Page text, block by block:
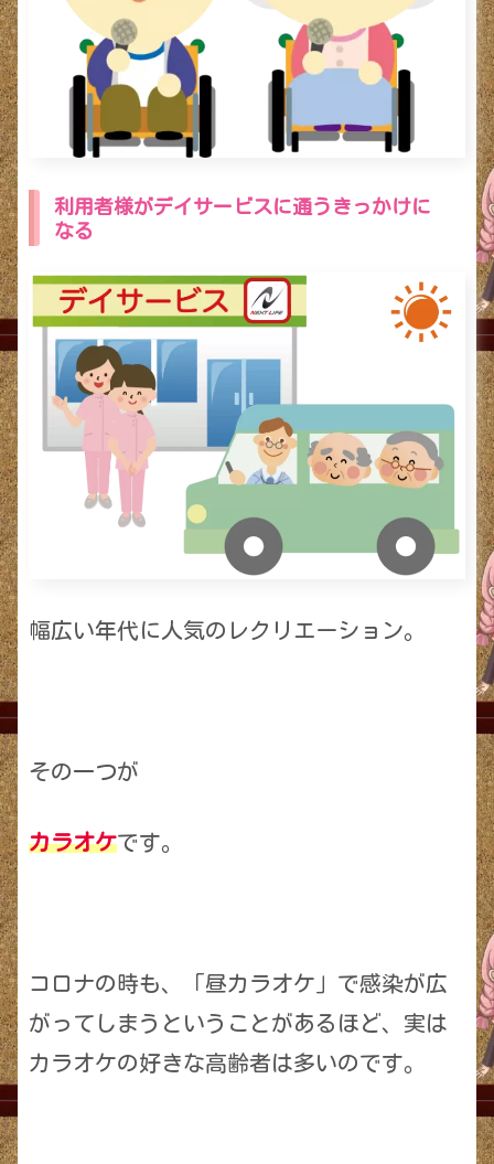
利用者様がデイサービスに通うきっかけに
なる
幅広い年代に人気のレクリエーション。
その一つが
カラオケです。
コロナの時も、「昼カラオケ」で感染が広
がってしまうということがあるほど、実は
カラオケの好きな高齢者は多いのです。